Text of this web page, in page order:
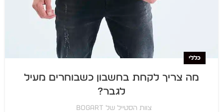
כללי
מה צריך לקחת בחשבון כשבוחרים מעיל
לגבר?
צוות הסטייל של BOGART